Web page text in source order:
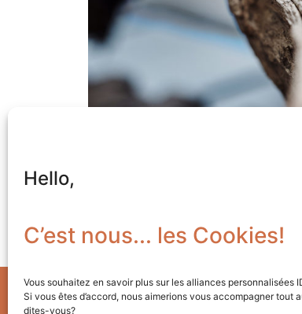
Hello,
C’est nous... les Cookies!
Vous souhaitez en savoir plus sur les alliances personnalisées
Si vous êtes d’accord, nous aimerions vous accompagner tout
dites-vous?
© 2023 Idealove+ Rue de la
Conditions générales de ventes+